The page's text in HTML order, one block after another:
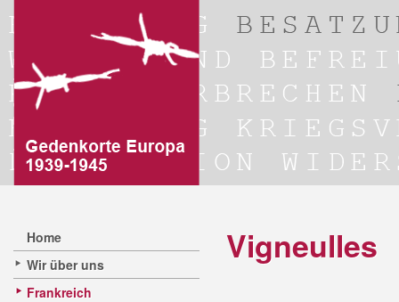
Home
Wir über uns
Frankreich
Vigneulles